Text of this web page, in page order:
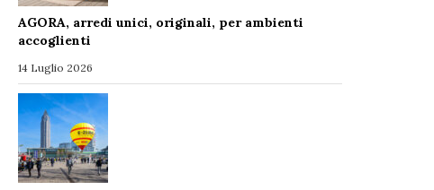
AGORA, arredi unici, originali, per ambienti
accoglienti
14 Luglio 2026